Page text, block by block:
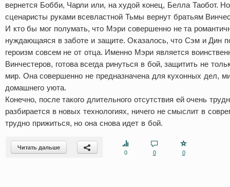
вернется Бобби, Чарли или, на худой конец, Белла Таобот.
сценаристы руками всевластной Тьмы вернут братьям
И кто бы мог полумать, что Мэри совершенно не та
нуждающаяся в заботе и защите. Оказалось, что Сэм и Дин
героизм совсем не от отца. Именно Мэри является
Винчестеров, готова всегда ринуться в бой, защитить не
мир. Она совершенно не предназначена для кухонных дел,
домашнего уюта.
Конечно, после такого длительного отсутствия ей очень
разбирается в новых технологиях, ничего не смыслит в
трудно прижиться, но она снова идет в бой.
Читать дальше
0
0 0